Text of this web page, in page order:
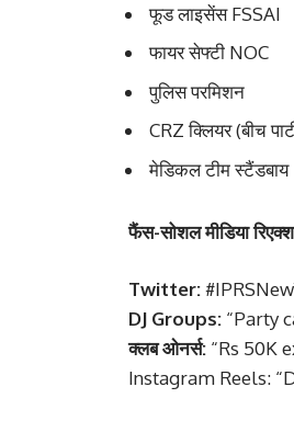
फूड लाइसेंस FSSAI
फायर सेफ्टी NOC
पुलिस परमिशन
CRZ क्लियर (बीच
मेडिकल टीम स्टैंडबाय
फैंस-सोशल मीडिया
Twitter:
DJ Groups: “Party
क्लब ओनर्स: “Rs 50K
Instagram Reels: